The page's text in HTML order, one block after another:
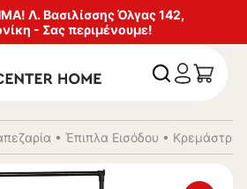
Λ. Βασιλίσσης Όλγας 142,
- Σας περιμένουμε!
• Έπιπλα Εισόδου • Κρεμάστρες